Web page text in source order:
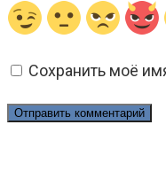
Сохранить моё